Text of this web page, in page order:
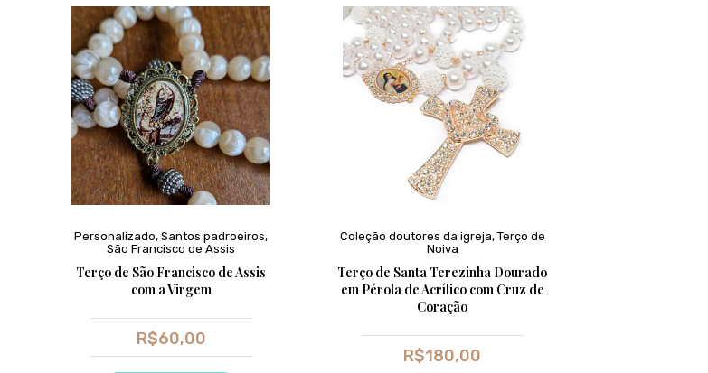
Personalizado, Santos padroeiros,
São Francisco de Assis
Terço de São Francisco de Assis
com a Virgem
R$60,00
Coleção doutores da igreja, Terço de
Noiva
Terço de Santa Terezinha Dourado
em Pérola de Acrílico com Cruz de
Coração
R$180,00